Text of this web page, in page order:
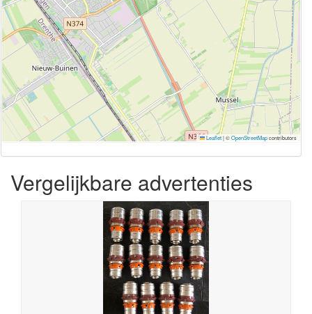
Leaflet|©OpenStreetMapcontributors
Vergelijkbare advertenties